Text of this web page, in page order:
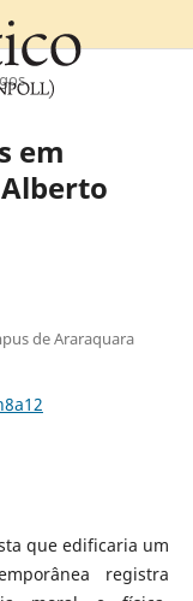
em
de Araraquara
que edificaria um
registra